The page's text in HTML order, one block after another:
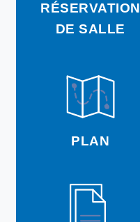
RÉSERVATION
DE SALLE
PLAN